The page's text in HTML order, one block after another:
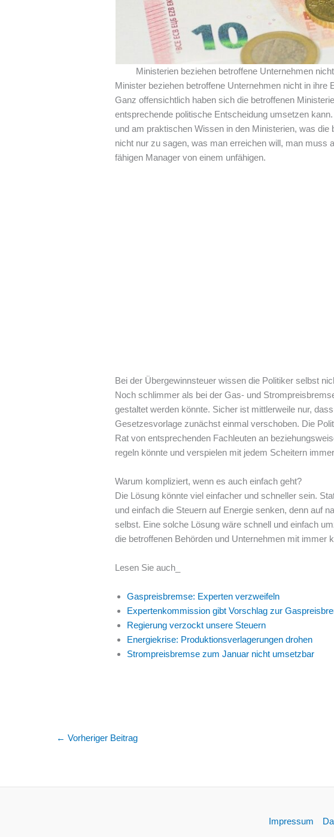
Ministerien beziehen betroffene Unternehmen
Minister beziehen betroffene Unternehmen nicht in ihre
Ganz offensichtlich haben sich die betroffenen
entsprechende politische Entscheidung umsetzen
und am praktischen Wissen in den Ministerien, was
nicht nur zu sagen, was man erreichen will, man muss
fähigen Manager von einem unfähigen.
Bei der Übergewinnsteuer wissen die Politiker selbst
Noch schlimmer als bei der Gas- und
gestaltet werden könnte. Sicher ist mittlerweile nur,
Gesetzesvorlage zunächst einmal verschoben. Die
Rat von entsprechenden Fachleuten an
regeln könnte und verspielen mit jedem Scheitern
Warum kompliziert, wenn es auch einfach geht?
Die Lösung könnte viel einfacher und schneller sein.
und einfach die Steuern auf Energie senken, denn auf
selbst. Eine solche Lösung wäre schnell und einfach
die betroffenen Behörden und Unternehmen mit immer
Lesen Sie auch_
Gaspreisbremse: Experten verzweifeln
Expertenkommission gibt Vorschlag zur
Regierung verzockt unsere Steuern
Energiekrise: Produktionsverlagerungen drohen
Strompreisbremse zum Januar nicht umsetzbar
← Vorheriger Beitrag
Impressum